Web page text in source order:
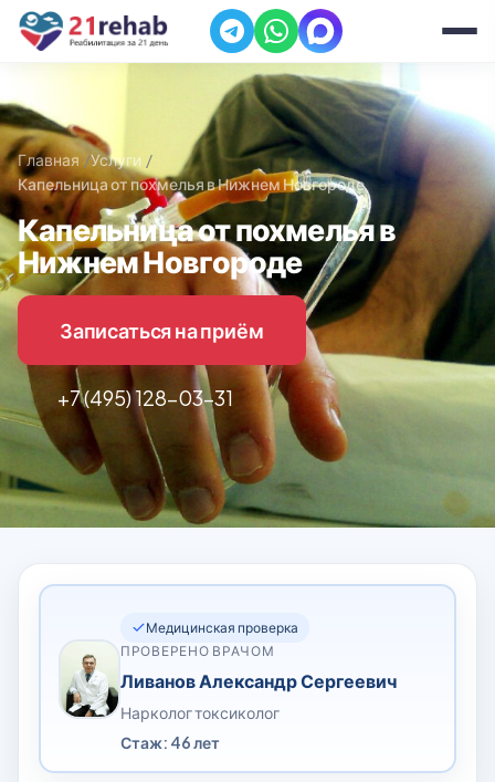
Главная Услуги
Капельница от похмелья в Нижнем Новгороде
Капельница от похмелья в
Нижнем Новгороде
Записаться на приём
+7 (495) 128-03-31
Медицинская проверка
ПРОВЕРЕНО ВРАЧОМ
Ливанов Александр Сергеевич
Нарколог токсиколог
Стаж: 46 лет